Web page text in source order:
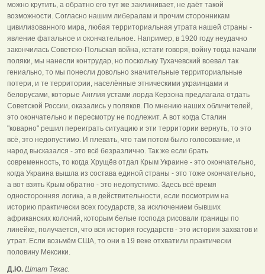
можно крутить, а обратно его тут же заклинивает, не даёт такой
возможности. Согласно нашим либералам и прочим сторонникам
цивилизованного мира, любая территориальная утрата нашей страны -
явление фатальное и окончательное. Например, в 1920 году неудачно
закончилась Советско-Польская война, кстати говоря, войну тогда начали
поляки, мы нанесли контрудар, но поскольку Тухачевский воевал так
гениально, то мы понесли довольно значительные территориальные
потери, и те территории, населённые этническими украинцами и
белорусами, которые Англия устами лорда Керзона предлагала отдать
Советской России, оказались у поляков. По мнению наших обличителей,
это окончательно и пересмотру не подлежит. А вот когда Сталин
"коварно" решил переиграть ситуацию и эти территории вернуть, то это
всё, это недопустимо. И плевать, что там потом было голосование, и
народ высказался - это всё безразлично. Так же если брать
современность, то когда Хрущёв отдал Крым Украине - это окончательно,
когда Украина вышла из состава единой страны - это тоже окончательно,
а вот взять Крым обратно - это недопустимо. Здесь всё время
односторонняя логика, а в действительности, если посмотрим на
историю практически всех государств, за исключением бывших
африканских колоний, которым белые господа рисовали границы по
линейке, получается, что вся история государств - это история захватов и
утрат. Если возьмём США, то они в 19 веке отхватили практически
половину Мексики.
Д.Ю. Штат Техас.